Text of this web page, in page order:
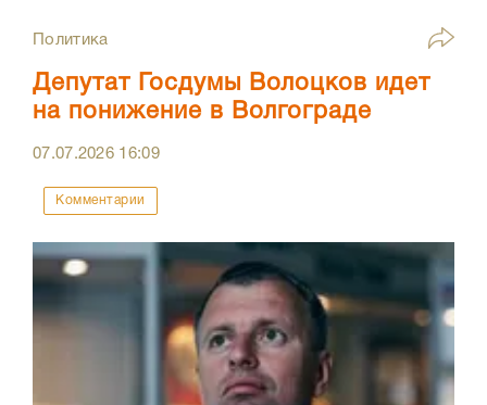
Политика
Депутат Госдумы Волоцков идет
на понижение в Волгограде
07.07.2026 16:09
Комментарии